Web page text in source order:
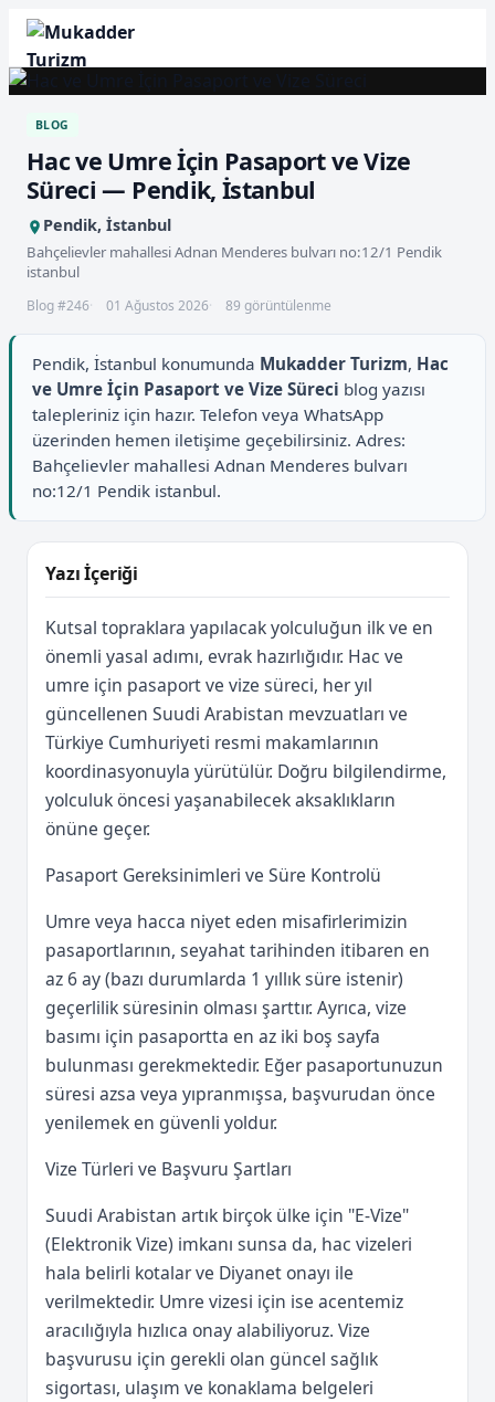
BLOG
Hac ve Umre İçin Pasaport ve Vize
Süreci — Pendik, İstanbul
Pendik, İstanbul
Bahçelievler mahallesi Adnan Menderes bulvarı no:12/1 Pendik
istanbul
Blog #246 01 Ağustos 2026 89 görüntülenme
Pendik, İstanbul konumunda Mukadder Turizm, Hac
ve Umre İçin Pasaport ve Vize Süreci blog yazısı
talepleriniz için hazır. Telefon veya WhatsApp
üzerinden hemen iletişime geçebilirsiniz. Adres:
Bahçelievler mahallesi Adnan Menderes bulvarı
no:12/1 Pendik istanbul.
Yazı İçeriği
Kutsal topraklara yapılacak yolculuğun ilk ve en
önemli yasal adımı, evrak hazırlığıdır. Hac ve
umre için pasaport ve vize süreci, her yıl
güncellenen Suudi Arabistan mevzuatları ve
Türkiye Cumhuriyeti resmi makamlarının
koordinasyonuyla yürütülür. Doğru bilgilendirme,
yolculuk öncesi yaşanabilecek aksaklıkların
önüne geçer.
Pasaport Gereksinimleri ve Süre Kontrolü
Umre veya hacca niyet eden misafirlerimizin
pasaportlarının, seyahat tarihinden itibaren en
az 6 ay (bazı durumlarda 1 yıllık süre istenir)
geçerlilik süresinin olması şarttır. Ayrıca, vize
basımı için pasaportta en az iki boş sayfa
bulunması gerekmektedir. Eğer pasaportunuzun
süresi azsa veya yıpranmışsa, başvurudan önce
yenilemek en güvenli yoldur.
Vize Türleri ve Başvuru Şartları
Suudi Arabistan artık birçok ülke için "E-Vize"
(Elektronik Vize) imkanı sunsa da, hac vizeleri
hala belirli kotalar ve Diyanet onayı ile
verilmektedir. Umre vizesi için ise acentemiz
aracılığıyla hızlıca onay alabiliyoruz. Vize
başvurusu için gerekli olan güncel sağlık
sigortası, ulaşım ve konaklama belgeleri